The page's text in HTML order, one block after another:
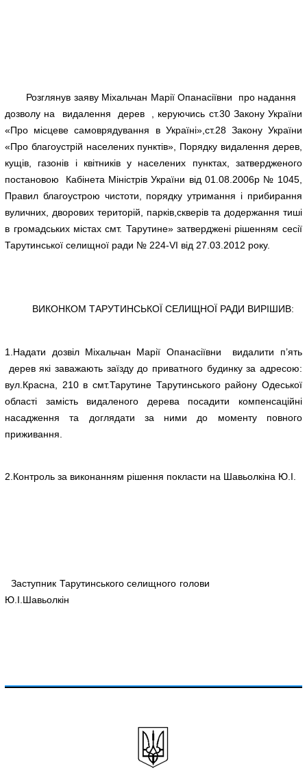
Розглянув заяву Міхальчан Марії Опанасіївни про надання
дозволу на видалення дерев , керуючись ст.30 Закону України
«Про місцеве самоврядування в Україні»,ст.28 Закону України
«Про благоустрій населених пунктів», Порядку видалення дерев,
кущів, газонів і квітників у населених пунктах, затвердженого
постановою Кабінета Міністрів України від 01.08.2006р № 1045,
Правил благоустрою чистоти, порядку утримання і прибирання
вуличних, дворових територій, парків,скверів та додержання тиші
в громадських містах смт. Тарутине» затверджені рішенням сесії
Тарутинської селищної ради № 224-VI від 27.03.2012 року.
ВИКОНКОМ ТАРУТИНСЬКОЇ СЕЛИЩНОЇ РАДИ ВИРІШИВ:
1.Надати дозвіл Міхальчан Марії Опанасіївни видалити п’ять
дерев які заважають заїзду до приватного будинку за адресою:
вул.Красна, 210 в смт.Тарутине Тарутинського району Одеської
області замість видаленого дерева посадити компенсаційні
насадження та доглядати за ними до моменту повного
приживання.
2.Контроль за виконанням рішення покласти на Шавьолкіна Ю.І.
Заступник Тарутинського селищного голови
Ю.І.Шавьолкін